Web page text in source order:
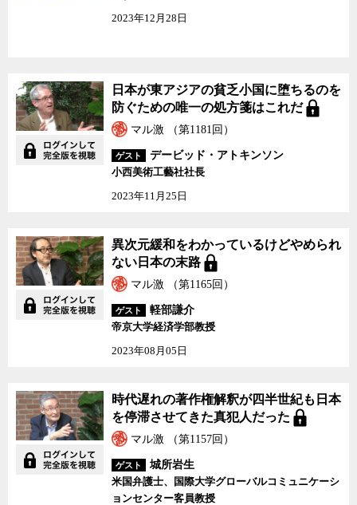
2023年12月28日
日本が東アジアの貧乏小国に堕ちるのを
防ぐための唯一の処方箋はこれだ
マル激 （第1181回）
ゲスト
デービッド・アトキンソン
小西美術工藝社社長
2023年11月25日
異次元緩和をわかっているけどやめられ
ない日本の末路
マル激 （第1165回）
ゲスト
軽部謙介
帝京大学経済学部教授
2023年08月05日
時代遅れの著作権解釈が四半世紀も日本
を停滞させてきた真犯人だった
マル激 （第1157回）
ゲスト
城所岩生
米国弁護士、国際大学グローバルコミュニケーシ
ョンセンター客員教授